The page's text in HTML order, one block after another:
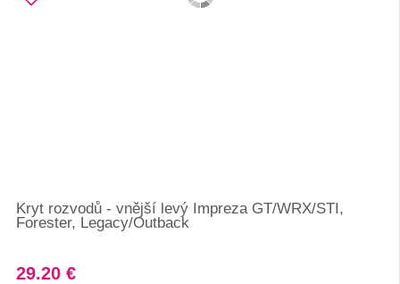
Kryt rozvodů - vnější levý Impreza GT/WRX/STI,
Forester, Legacy/Outback
29.20 €